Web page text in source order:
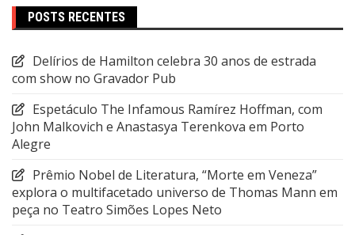
POSTS RECENTES
Delírios de Hamilton celebra 30 anos de estrada
com show no Gravador Pub
Espetáculo The Infamous Ramírez Hoffman, com
John Malkovich e Anastasya Terenkova em Porto
Alegre
Prêmio Nobel de Literatura, “Morte em Veneza”
explora o multifacetado universo de Thomas Mann em
peça no Teatro Simões Lopes Neto